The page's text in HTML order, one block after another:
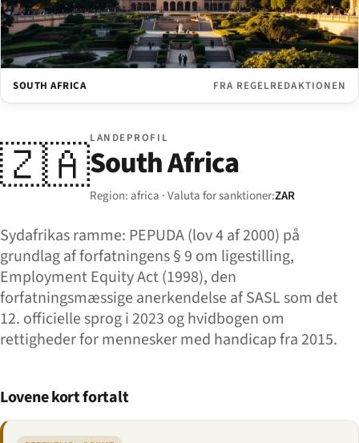
SOUTH AFRICA FRA REGELREDAKTIONEN
🇿🇦LANDEPROFIL
South Africa
Region: africa · Valuta for sanktioner:ZAR
Sydafrikas ramme: PEPUDA (lov 4 af 2000) på
grundlag af forfatningens § 9 om ligestilling,
Employment Equity Act (1998), den
forfatningsmæssige anerkendelse af SASL som det
12. officielle sprog i 2023 og hvidbogen om
rettigheder for mennesker med handicap fra 2015.
Lovene kort fortalt